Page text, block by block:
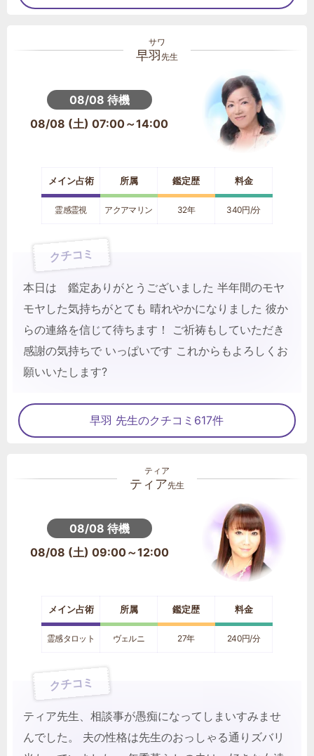
早羽 先生
08/08 待機
08/08 (土) 07:00～14:00
メイン占術 所属 鑑定歴 料金
霊感霊視 アクアマリン 32年 340円/分
クチコミ
本日は 鑑定ありがとうございました 半年間のモヤ
モヤした気持ちがとても 晴れやかになりました 彼か
らの連絡を信じて待ちます！ ご祈祷もしていただき
感謝の気持ちで いっぱいです これからもよろしくお
願いいたします?
早羽 先生のクチコミ617件
ティア先生
08/08 待機
08/08 (土) 09:00～12:00
メイン占術 所属 鑑定歴 料金
霊感タロット ヴェルニ 27年 240円/分
クチコミ
ティア先生、相談事が愚痴になってしまいすみませ
んでした。 夫の性格は先生のおっしゃる通りズバリ